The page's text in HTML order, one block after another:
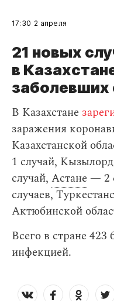
17:30 2 апреля
21 новых
в
заболевших
В Казахстане
заражения
Казахстанской
1 случай,
случай, Астане — 2
случаев,
Актюбинской
Всего в стране
инфекцией.